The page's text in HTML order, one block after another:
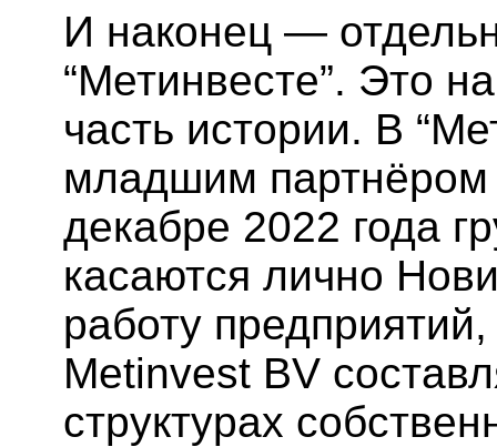
И наконец —
“Метинвесте”. Это
часть истории. В
младшим партнёром
декабре 2022 года
касаются лично
работу
Metinvest BV
структурах